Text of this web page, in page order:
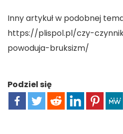
Inny artykuł w podobnej
https://plispol.pl/czy-
powoduja-bruksizm/
Podziel się